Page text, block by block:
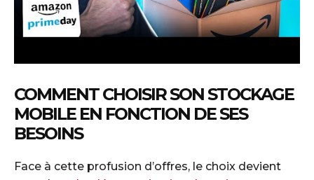
COMMENT CHOISIR SON STOCKAGE
MOBILE EN FONCTION DE SES
BESOINS
Face à cette profusion d’offres, le choix devient